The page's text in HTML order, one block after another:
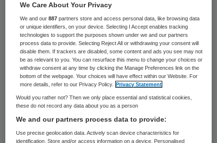
stuk hoger uitvalt dan gedacht, maar wijst
erop dat dat in voorgaande jaren juist
andersom was.
Schippers herinnerde er vrijdag aan dat niet
zij, maar de zorgverzekeraars zelf de
premie bepalen. De meeste van hen
schroeven de premie met zo’n 10 procent
op. Volgens de minister hadden de
zorgverzekeraars meer uit hun reserves
We Care About Your Privacy
We and our887 partners store and access personal data, like browsing data
or unique identifiers, on your device. Selecting I Accept enables tracking
technologies to support the purposes shown under we and our partners
process data to provide. Selecting Reject All or withdrawing your consent will
disable them. If trackers are disabled, some content and ads you see may not
be as relevant to you. You can resurface this menu to change your choices or
withdraw consent at any time by clicking the Manage Preferences link on the
bottom of the webpage. Your choices will have effect within our Website. For
more details, refer to our Privacy Policy.
Privacy Statement
Would you rather not? Then we only place essential and statistical cookies,
these do not record any data about you as a person
We and our partners process data to provide:
Use precise geolocation data. Actively scan device characteristics for
identification. Store and/or access information on a device. Personalised